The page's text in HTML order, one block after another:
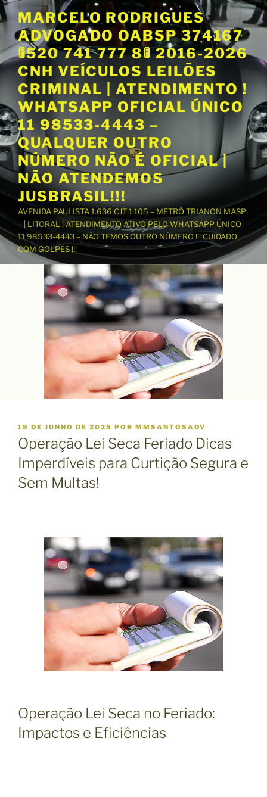
P
u
a
r
r
a
o
c
o
n
t
ú
d
MARCELO RODRIGUES
ADVOGADO OABSP 374167
🚦520 741 777 8🚦 2016-2026
CNH VEÍCULOS LEILÕES
CRIMINAL | ATENDIMENTO !
WHATSAPP OFICIAL ÚNICO
11 98533-4443 –
QUALQUER OUTRO
NÚMERO NÃO É OFICIAL |
NÃO ATENDEMOS
JUSBRASIL!!!
AVENIDA PAULISTA 1.636 CJT 1.105 – METRÔ TRIANON MASP
– | LITORAL | ATENDIMENTO ATIVO PELO WHATSAPP ÚNICO
11 98533-4443 – NÃO TEMOS OUTRO NÚMERO !!! CUIDADO
COM GOLPES !!!
P
U
B
L
I
C
A
19 DE JUNHO DE 2025 POR MMSANTOSADV
Operação Lei Seca Feriado Dicas
Imperdíveis para Curtição Segura e
Sem Multas!
Operação Lei Seca no Feriado:
Impactos e Eficiências